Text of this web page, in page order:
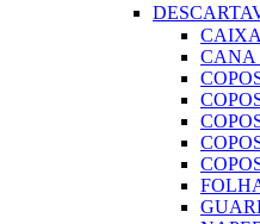
CANA